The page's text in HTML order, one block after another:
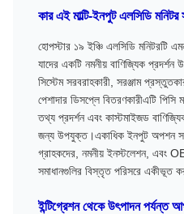
কার এই মাল্টি-ইনপুট এলসিডি
হোপস্টার ১৯ ইঞ্চি এলসিডি মনিটরটি
যাদের একটি নমনীয় বাণিজ্যিক
সিস্টেম সরবরাহকারী, সরঞ্জাম
পেশাদার ডিসপ্লে বিতরণকারীএটি
তথ্য প্রদর্শন এবং কাস্টমাইজড
জন্য উপযুক্ত।একাধিক ইনপুট অপশন
গ্রাহকদের, নমনীয় ইনস্টলেশন, এবং
সমাধানগুলির বিস্তৃত পরিসরে একীভূত
ইন্টিগ্রেশন থেকে উৎপাদন পর্যন্ত